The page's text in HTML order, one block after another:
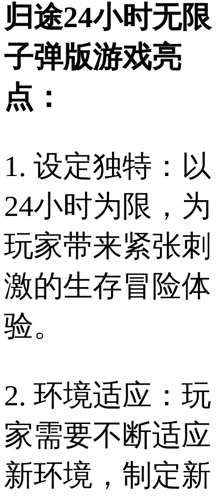
归途24小时无限
子弹版游戏亮
点：
1. 设定独特：以
24小时为限，为
玩家带来紧张刺
激的生存冒险体
验。
2. 环境适应：玩
家需要不断适应
新环境，制定新